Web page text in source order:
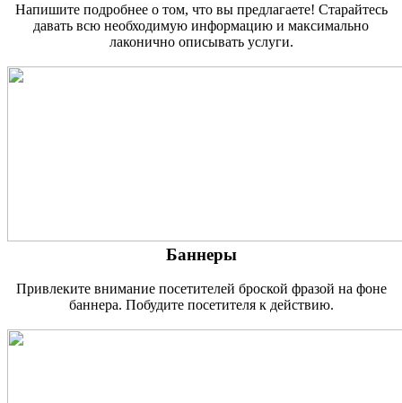
Напишите подробнее о том, что вы предлагаете! Старайтесь
давать всю необходимую информацию и максимально
лаконично описывать услуги.
Баннеры
Привлеките внимание посетителей броской фразой на фоне
баннера. Побудите посетителя к действию.